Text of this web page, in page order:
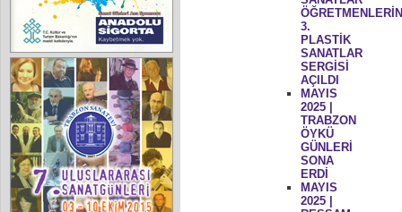
3.
PLASTİK
SANATLAR
SERGİSİ
AÇILDI
MAYIS
2025 |
TRABZON
ÖYKÜ
GÜNLERİ
SONA
ERDİ
MAYIS
2025 |